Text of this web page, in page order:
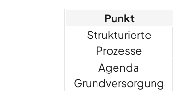
Punkt
Strukturierte
Prozesse
Agenda
Grundversorgung